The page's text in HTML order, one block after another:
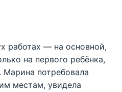
работах ― на основной,
на первого ребёнка,
потребовала
местам, увидела